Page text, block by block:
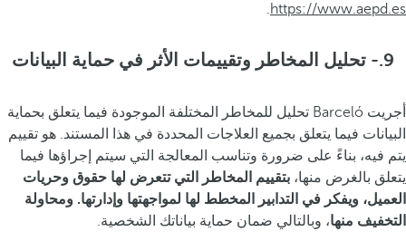
https://www.aepd.es
.
9.- تحليل المخاطر وتقييمات الأثر في حماية البيانات
أجريت Barceló تحليل للمخاطر المختلفة الموجودة فيما يتعلق بحماية
البيانات فيما يتعلق بجميع العلاجات المحددة في هذا المستند. هو تقييم
يتم فيه، بناءً على ضرورة وتناسب المعالجة التي سيتم إجراؤها فيما
يتعلق بالغرض منها، بتقييم المخاطر التي تتعرض لها حقوق وحريات
العميل، ويفكر في التدابير المخطط لها لمواجهتها وإدارتها. ومحاولة
التخفيف منها، وبالتالي ضمان حماية بياناتك الشخصية.